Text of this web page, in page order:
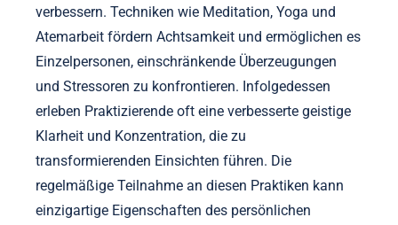
verbessern. Techniken wie Meditation, Yoga und
Atemarbeit fördern Achtsamkeit und ermöglichen es
Einzelpersonen, einschränkende Überzeugungen
und Stressoren zu konfrontieren. Infolgedessen
erleben Praktizierende oft eine verbesserte geistige
Klarheit und Konzentration, die zu
transformierenden Einsichten führen. Die
regelmäßige Teilnahme an diesen Praktiken kann
einzigartige Eigenschaften des persönlichen